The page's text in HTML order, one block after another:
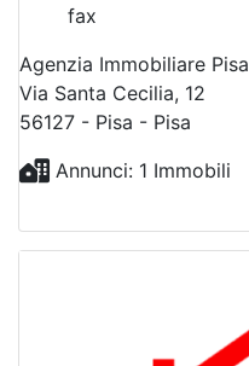
fax
Agenzia Immobiliare Pisa
Via Santa Cecilia, 12
56127 - Pisa - Pisa
Annunci: 1 Immobili